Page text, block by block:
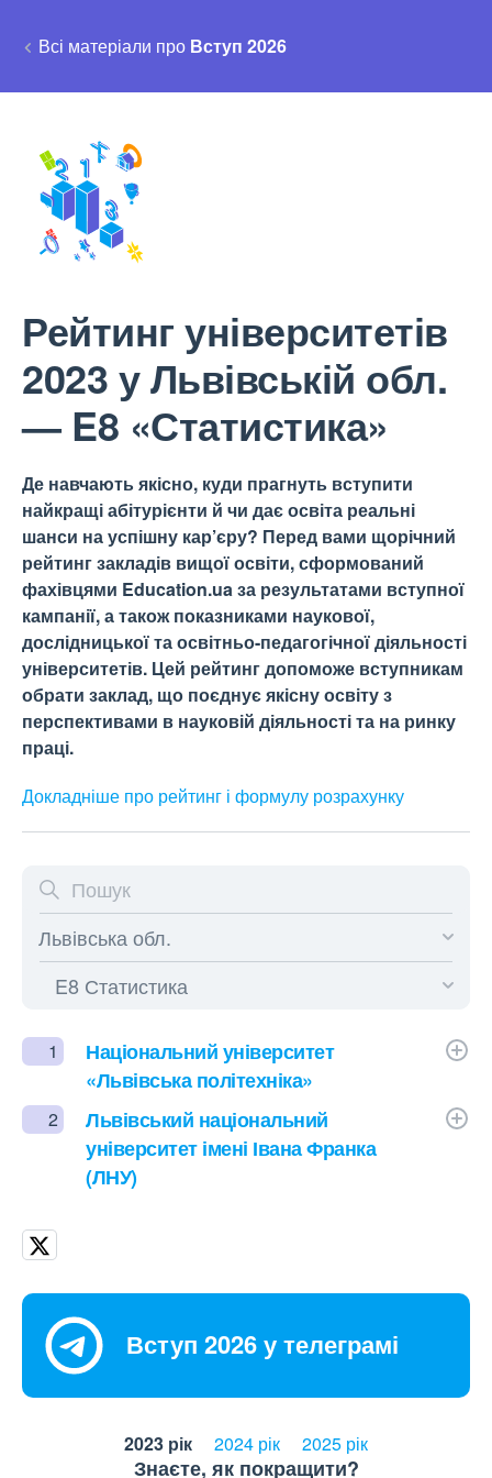
Всі матеріали про Вступ 2026
Рейтинг університетів
2023 у Львівській обл.
— E8 «Статистика»
Де навчають якісно, куди прагнуть вступити
найкращі абітурієнти й чи дає освіта реальні
шанси на успішну кар’єру? Перед вами щорічний
рейтинг закладів вищої освіти, сформований
фахівцями Education.ua за результатами вступної
кампанії, а також показниками наукової,
дослідницької та освітньо-педагогічної діяльності
університетів. Цей рейтинг допоможе вступникам
обрати заклад, що поєднує якісну освіту з
перспективами в науковій діяльності та на ринку
праці.
Докладніше про рейтинг і формулу розрахунку
1
Національний університет
«Львівська політехніка»
2
Львівський національний
університет імені Івана Франка
(ЛНУ)
Вступ 2026 у телеграмі
2023 рік 2024 рік 2025 рік
Знаєте, як покращити?